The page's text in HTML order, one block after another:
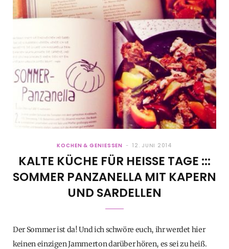
KOCHEN & GENIESSEN 12. JUNI 2014
KALTE KÜCHE FÜR HEISSE TAGE ::: S
OMMER PANZANELLA MIT KAPERN U
ND SARDELLEN
Der Sommer ist da! Und ich schwöre euch, ihr werdet hier
keinen einzigen Jammerton darüber hören, es sei zu heiß.